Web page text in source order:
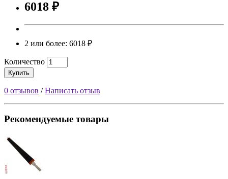
6018 ₽
2 или более: 6018 ₽
Количество
Купить
0 отзывов /Написать отзыв
Рекомендуемые товары